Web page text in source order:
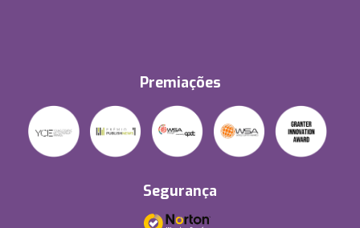
Premiações
Segurança